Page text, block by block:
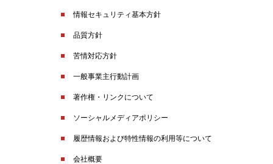
情報セキュリティ基本方針
品質方針
苦情対応方針
一般事業主行動計画
著作権・リンクについて
ソーシャルメディアポリシー
履歴情報および特性情報の利用等について
会社概要